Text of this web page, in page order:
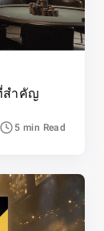
สำคัญ
5 min Read